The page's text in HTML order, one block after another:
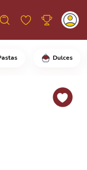
Dulces
fuego